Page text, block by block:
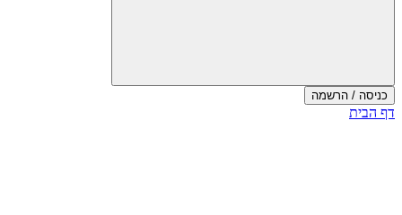
כניסה / הרשמה
סוף
דף הבית